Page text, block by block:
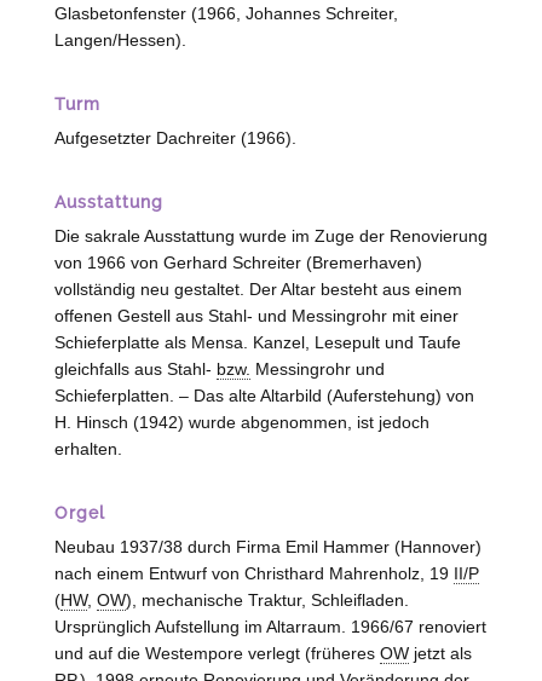
Glasbetonfenster (1966, Johannes Schreiter,
Langen/Hessen).
Turm
Aufgesetzter Dachreiter (1966).
Ausstattung
Die sakrale Ausstattung wurde im Zuge der Renovierung
von 1966 von Gerhard Schreiter (Bremerhaven)
vollständig neu gestaltet. Der Altar besteht aus einem
offenen Gestell aus Stahl- und Messingrohr mit einer
Schieferplatte als Mensa. Kanzel, Lesepult und Taufe
gleichfalls aus Stahl- bzw. Messingrohr und
Schieferplatten. – Das alte Altarbild (Auferstehung) von
H. Hinsch (1942) wurde abgenommen, ist jedoch
erhalten.
Orgel
Neubau 1937/38 durch Firma Emil Hammer (Hannover)
nach einem Entwurf von Christhard Mahrenholz, 19 II/P
(HW, OW), mechanische Traktur, Schleifladen.
Ursprünglich Aufstellung im Altarraum. 1966/67 renoviert
und auf die Westempore verlegt (früheres OWjetzt als